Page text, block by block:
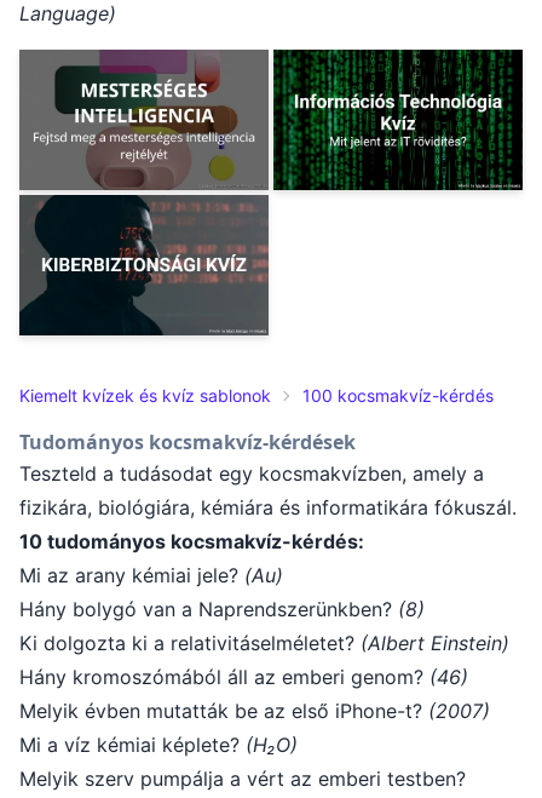
Language)
Kiemelt kvízek és kvíz sablonok 100 kocsmakvíz-kérdés
Tudományos kocsmakvíz-kérdések
Teszteld a tudásodat egy kocsmakvízben, amely a
fizikára, biológiára, kémiára és informatikára fókuszál.
10 tudományos kocsmakvíz-kérdés:
Mi az arany kémiai jele? (Au)
Hány bolygó van a Naprendszerünkben? (8)
Ki dolgozta ki a relativitáselméletet? (Albert Einstein)
Hány kromoszómából áll az emberi genom? (46)
Melyik évben mutatták be az első iPhone-t? (2007)
Mi a víz kémiai képlete? (H₂O)
Melyik szerv pumpálja a vért az emberi testben?